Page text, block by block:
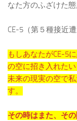
なた方のふざけた
CE-5（第５種接近遭
もしあなたがCE-5
の空に招き入れた
未来の現実の空で
す。
その時はまた、そ